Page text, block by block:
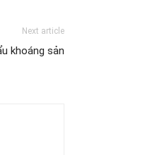
Next article
khoáng sản